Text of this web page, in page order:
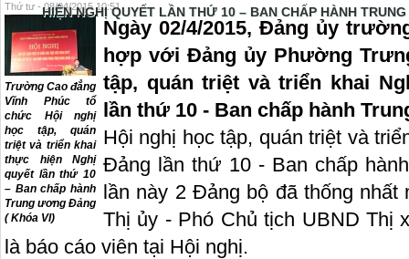
HIỆN NGHỊ QUYẾT LẦN THỨ 10 – BAN CHẤP HÀNH
Thứ tư - 08/04/2015 10:51
Trường Cao đẳng
Vĩnh Phúc tổ
chức Hội nghị
học tập, quán
triệt và triển khai
thực hiện Nghị
quyết lần thứ 10
– Ban chấp hành
Trung ương Đảng
( Khóa VI)
Ngày 02/4/2015, Đảng ủy
hợp với Đảng ủy Phường
tập, quán triệt và triển khai
lần thứ 10 - Ban chấp hành
Hội nghị học tập, quán triệt và
Đảng lần thứ 10 - Ban chấp
lần này 2 Đảng bộ đã thống
Thị ủy - Phó Chủ tịch UBND Thị
là báo cáo viên tại Hội nghị.